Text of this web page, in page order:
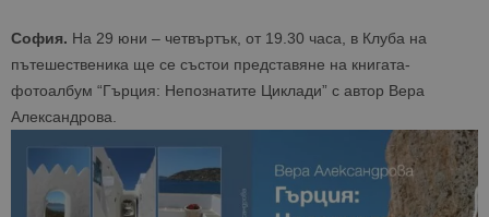
София. На 29 юни – четвъртък, от 19.30 часа, в Клуба на
пътешественика ще се състои представяне на книгата-
фотоалбум “Гърция: Непознатите Циклади” с автор Вера
Александрова.